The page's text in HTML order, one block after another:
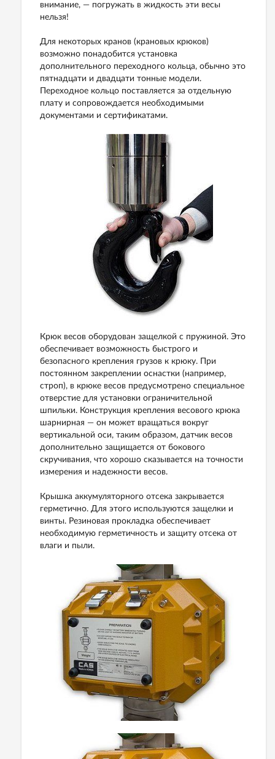
внимание, — погружать в жидкость эти весы
нельзя!
Для некоторых кранов (крановых крюков)
возможно понадобится установка
дополнительного переходного кольца, обычно это
пятнадцати и двадцати тонные модели.
Переходное кольцо поставляется за отдельную
плату и сопровождается необходимыми
документами и сертификатами.
Крюк весов оборудован защелкой с пружиной. Это
обеспечивает возможность быстрого и
безопасного крепления грузов к крюку. При
постоянном закреплении оснастки (например,
строп), в крюке весов предусмотрено специальное
отверстие для установки ограничительной
шпильки. Конструкция крепления весового крюка
шарнирная — он может вращаться вокруг
вертикальной оси, таким образом, датчик весов
дополнительно защищается от бокового
скручивания, что хорошо сказывается на точности
измерения и надежности весов.
Крышка аккумуляторного отсека закрывается
герметично. Для этого используются защелки и
винты. Резиновая прокладка обеспечивает
необходимую герметичность и защиту отсека от
влаги и пыли.